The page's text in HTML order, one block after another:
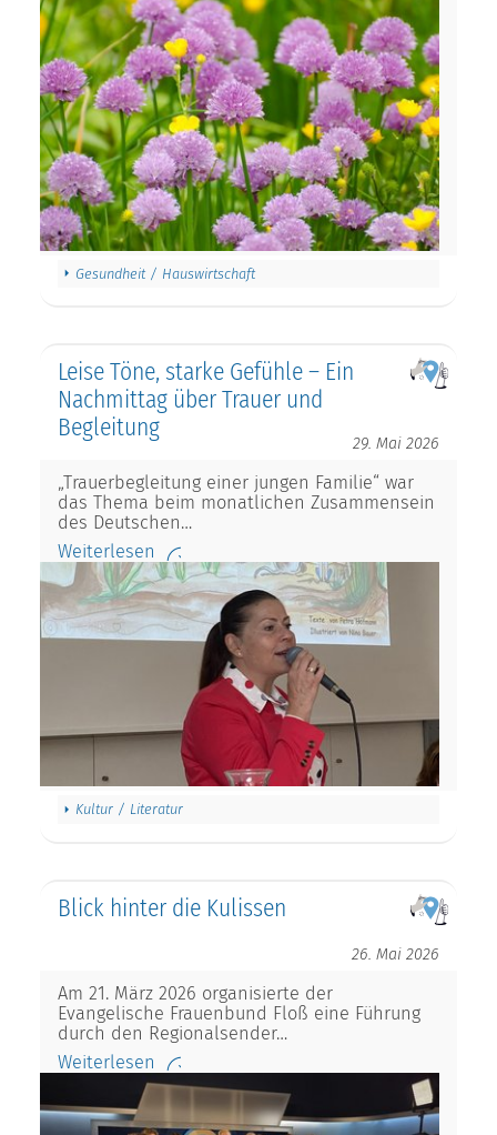
Gesundheit / Hauswirtschaft
Leise Töne, starke Gefühle – Ein
Nachmittag über Trauer und
Begleitung
29. Mai 2026
„Trauerbegleitung einer jungen Familie“ war
das Thema beim monatlichen Zusammensein
des Deutschen…
Weiterlesen
Kultur / Literatur
Blick hinter die Kulissen
26. Mai 2026
Am 21. März 2026 organisierte der
Evangelische Frauenbund Floß eine Führung
durch den Regionalsender…
Weiterlesen